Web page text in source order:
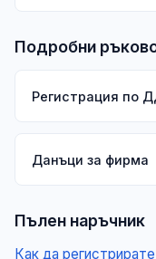
Подробни
Регистрация по
Данъци за фирма
Пълен наръчник
Как да